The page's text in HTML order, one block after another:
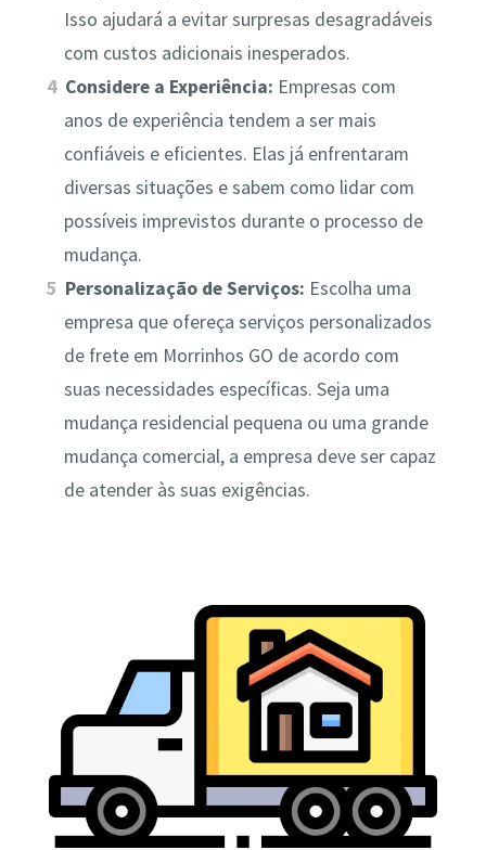
Isso ajudará a evitar surpresas desagradáveis
com custos adicionais inesperados.
Considere a Experiência: Empresas com
anos de experiência tendem a ser mais
confiáveis e eficientes. Elas já enfrentaram
diversas situações e sabem como lidar com
possíveis imprevistos durante o processo de
mudança.
Personalização de Serviços: Escolha uma
empresa que ofereça serviços personalizados
de frete em Morrinhos GO de acordo com
suas necessidades específicas. Seja uma
mudança residencial pequena ou uma grande
mudança comercial, a empresa deve ser capaz
de atender às suas exigências.